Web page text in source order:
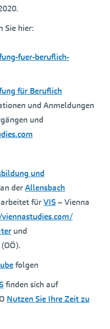
Sie hier:
fuer-beruflich-
für Beruflich
und Anmeldungen
und
und
derAllensbach
fürVIS– Vienna
und
folgen
finden sich auf
Nutzen Sie Ihre Zeit zu